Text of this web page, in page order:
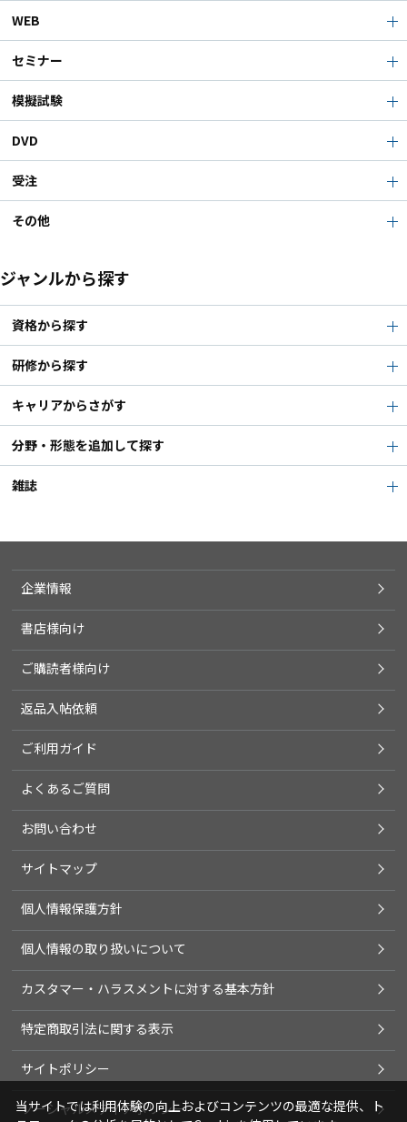
WEB
セミナー
模擬試験
DVD
受注
その他
ジャンルから探す
資格から探す
研修から探す
キャリアからさがす
分野・形態を追加して探す
雑誌
企業情報
書店様向け
ご購読者様向け
返品入帖依頼
ご利用ガイド
よくあるご質問
お問い合わせ
サイトマップ
個人情報保護方針
個人情報の取り扱いについて
カスタマー・ハラスメントに対する基本方針
特定商取引法に関する表示
サイトポリシー
ソーシャルメディアポリシー
当サイトでは利用体験の向上およびコンテンツの最適な提供、ト